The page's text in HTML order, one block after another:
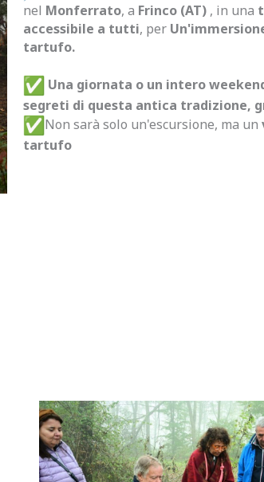
nel Monferrato, a Frinco (AT) , in una
accessibile a tutti, per
tartufo.
Una giornata o un intero
segreti di questa antica tradizione,
Non sarà solo un'escursione, ma un
tartufo